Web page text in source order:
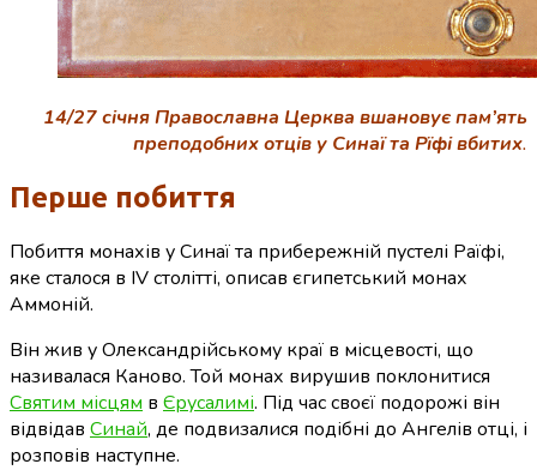
14/27 січня Православна Церква вшановує пам’ять
преподобних отців у Синаї та Рїфі вбитих.
Перше побиття
Побиття монахів у Синаї та прибережній пустелі Раїфі,
яке сталося в IV столітті, описав єгипетський монах
Аммоній.
Він жив у Олександрійському краї в місцевості, що
називалася Каново. Той монах вирушив поклонитися
Святим місцям в Єрусалимі. Під час своєї подорожі він
відвідав Синай, де подвизалися подібні до Ангелів отці, і
розповів наступне.